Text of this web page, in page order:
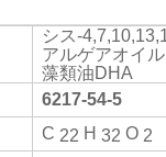
シス-
アルゲアオイ
藻類油DHA
6217-54-5
C 22 H 32 O 2